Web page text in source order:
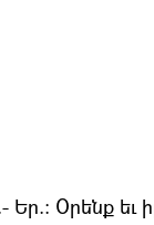
Օրենք եւ